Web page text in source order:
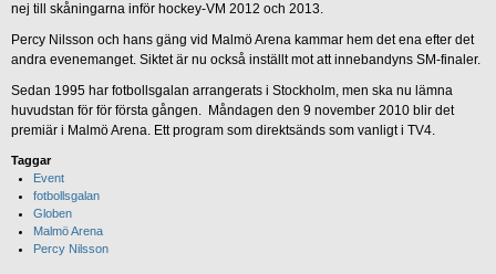
nej till skåningarna inför hockey-VM 2012 och 2013.
Percy Nilsson och hans gäng vid Malmö Arena kammar hem det ena efter det
andra evenemanget. Siktet är nu också inställt mot att innebandyns SM-finaler.
Sedan 1995 har fotbollsgalan arrangerats i Stockholm, men ska nu lämna
huvudstan för för första gången. Måndagen den 9 november 2010 blir det
premiär i Malmö Arena. Ett program som direktsänds som vanligt i TV4.
Taggar
Event
fotbollsgalan
Globen
Malmö Arena
Percy Nilsson